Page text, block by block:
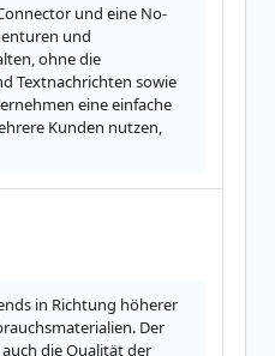
und eine No-
und
ohne die
Textnachrichten sowie
eine einfache
Kunden nutzen,
in Richtung höherer
Der
die Qualität der